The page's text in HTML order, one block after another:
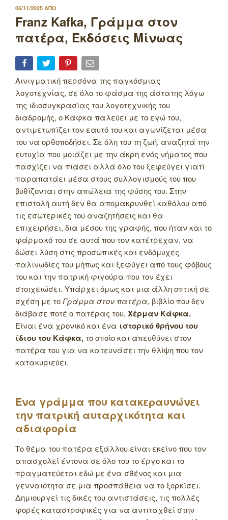
ΔΗΜΟΣΙΕΥΤΗΚΕ
ΣΤΙΣ
06/11/2025 ΑΠΟ
Franz Kafka, Γράμμα στον
πατέρα, Εκδόσεις Μίνωας
Αινιγματική περσόνα της παγκόσμιας
λογοτεχνίας, σε όλο το φάσμα της άστατης λόγω
της ιδιοσυγκρασίας του λογοτεχνικής του
διαδρομής, ο Κάφκα παλεύει με το εγώ του,
αντιμετωπίζει τον εαυτό του και αγωνίζεται μέσα
του να ορθοποδήσει. Σε όλη του τη ζωή, αναζητά την
ευτυχία που μοιάζει με την άκρη ενός νήματος που
πασχίζει να πιάσει αλλά όλο του ξεφεύγει γιατί
παραπατάει μέσα στους συλλογισμούς του που
βυθίζονται στην απώλεια της φύσης του. Στην
επιστολή αυτή δεν θα απομακρυνθεί καθόλου από
τις εσωτερικές του αναζητήσεις και θα
επιχειρήσει, δια μέσου της γραφής, που ήταν και το
φάρμακό του σε αυτά που τον κατέτρεχαν, να
δώσει λύση στις προσωπικές και ενδόμυχες
παλινωδίες του μήπως και ξεφύγει από τους φόβους
του και την πατρική φιγούρα που τον έχει
στοιχειώσει. Υπάρχει όμως και μια άλλη οπτική σε
σχέση με το Γράμμα στον πατέρα, βιβλίο που δεν
διάβασε ποτέ ο πατέρας του, Χέρμαν Κάφκα.
Είναι ένα χρονικό και ένα ιστορικό θρήνου του
ίδιου του Κάφκα, το οποίο και απευθύνει στον
πατέρα του για να κατευνάσει την θλίψη που τον
κατακυριεύει.
Ένα γράμμα που κατακεραυνώνει
την πατρική αυταρχικότητα και
αδιαφορία
Το θέμα του πατέρα εξάλλου είναι εκείνο που τον
απασχολεί έντονα σε όλο του το έργο και το
πραγματεύεται εδώ με ένα σθένος και μια
γενναιότητα σε μια προσπάθεια να το ξορκίσει.
Δημιουργεί τις δικές του αντιστάσεις, τις πολλές
φορές καταστροφικές για να αντιταχθεί στην